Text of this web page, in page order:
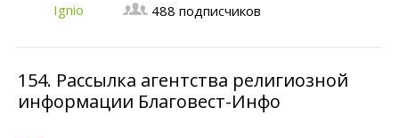
Ignio 488 подписчиков
154. Рассылка агентства религиозной
информации Благовест-Инфо